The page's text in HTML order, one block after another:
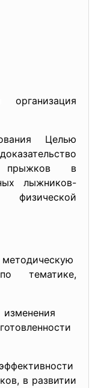
Целью
прыжков в
лыжников-
по тематике,
в развитии